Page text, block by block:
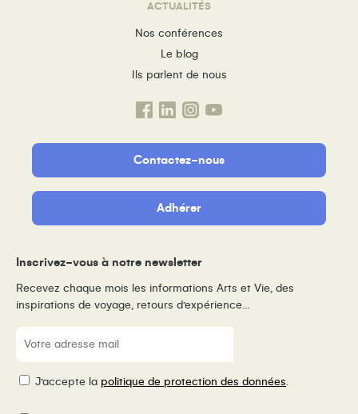
ACTUALITÉS
Nos conférences
Le blog
Ils parlent de nous
Contactez-nous
Adhérer
Inscrivez-vous à notre newsletter
Recevez chaque mois les informations Arts et Vie, des
inspirations de voyage, retours d’expérience…
E-
mail
RGPDJ’accepte la politique de protection des données.